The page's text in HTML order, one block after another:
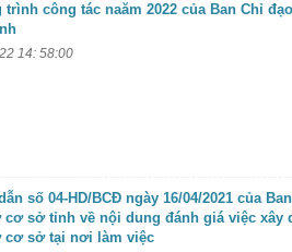
trình công tác naăm 2022 của Ban Chỉ
14: 58:00
số 04-HD/BCĐ ngày 16/04/2021 của
cơ sở tỉnh về nội dung đánh giá việc xây
cơ sở tại nơi làm việc